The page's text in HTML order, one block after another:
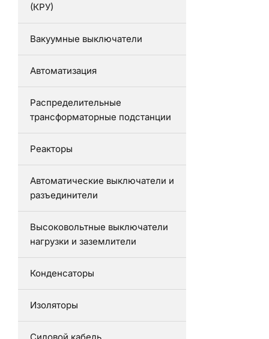
(КРУ)
Вакуумные выключатели
Автоматизация
Распределительные
трансформаторные подстанции
Реакторы
Автоматические выключатели и
разъединители
Высоковольтные выключатели
нагрузки и заземлители
Конденсаторы
Изоляторы